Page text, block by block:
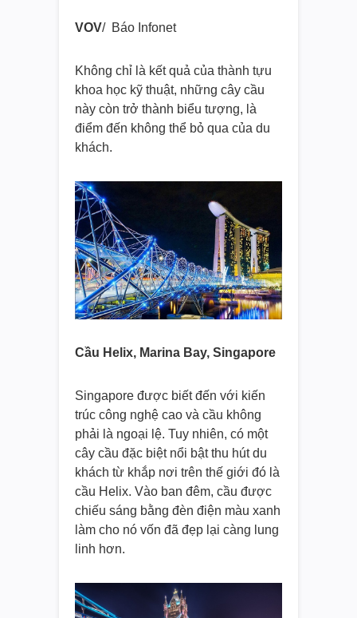
VOV/ Báo Infonet
Không chỉ là kết quả của thành tựu
khoa học kỹ thuật, những cây cầu
này còn trở thành biểu tượng, là
điểm đến không thể bỏ qua của du
khách.
Cầu Helix, Marina Bay, Singapore
Singapore được biết đến với kiến
trúc công nghệ cao và cầu không
phải là ngoại lệ. Tuy nhiên, có một
cây cầu đặc biệt nổi bật thu hút du
khách từ khắp nơi trên thế giới đó là
cầu Helix. Vào ban đêm, cầu được
chiếu sáng bằng đèn điện màu xanh
làm cho nó vốn đã đẹp lại càng lung
linh hơn.